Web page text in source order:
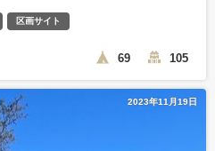
区画サイト
69 105
2023年11月19日